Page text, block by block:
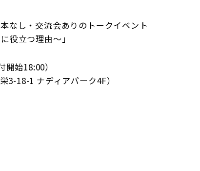
なし・交流会ありのトークイベント
役立つ理由～」
始18:00）
18-1 ナディアパーク4F）